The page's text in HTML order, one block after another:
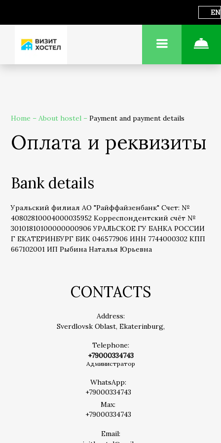
EN
Home –About hostel –Payment and payment details
Оплата и реквизиты
Bank details
Уральский филиал АО "Райффайзенбанк" Счет: №
40802810004000035952 Корреспондентский счёт №
30101810100000000906 УРАЛЬСКОЕ ГУ БАНКА РОССИИ
Г ЕКАТЕРИНБУРГ БИК 046577906 ИНН 7744000302 КПП
667102001 ИП Рыбина Наталья Юрьевна
CONTACTS
Address:
Sverdlovsk Oblast, Ekaterinburg,
Telephone:
+79000334743
Администратор
WhatsApp:
+79000334743
Max:
+79000334743
Email: